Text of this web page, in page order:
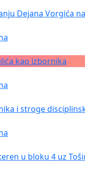
Dejana Vorgića
kao izbornika
i stroge
u bloku 4 uz